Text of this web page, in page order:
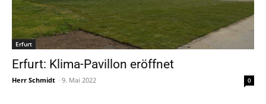
Erfurt
Erfurt: Klima-Pavillon eröffnet
Herr Schmidt - 9. Mai 2022 0